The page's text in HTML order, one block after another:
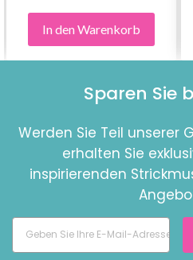
In den Warenkorb
Sparen Sie
Werden Sie Teil unserer
erhalten Sie
inspirierenden